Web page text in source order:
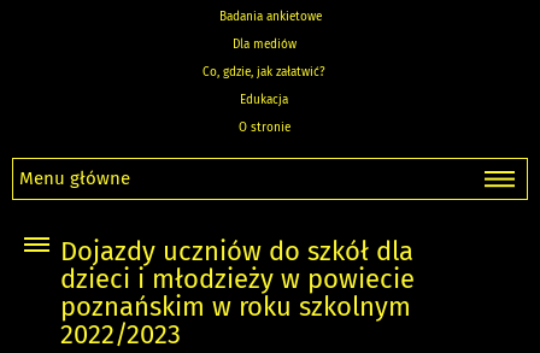
Badania ankietowe
Dla mediów
Co, gdzie, jak załatwić?
Edukacja
O stronie
Menu główne
Dojazdy uczniów do szkół dla
dzieci i młodzieży w powiecie
poznańskim w roku szkolnym
2022/2023